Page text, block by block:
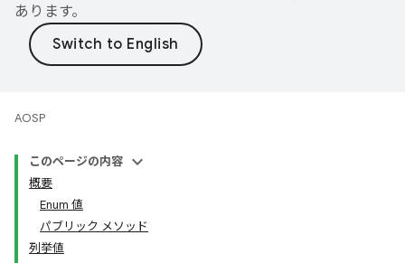
あります。
AOSP
このページの内容
概要
Enum 値
パブリック メソッド
列挙値